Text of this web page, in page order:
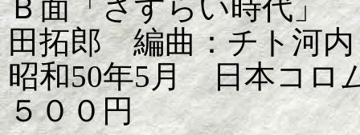
Ｂ面「さすらい時代
田拓郎 編曲：チト河内
昭和50年5月 日本コロ
５００円